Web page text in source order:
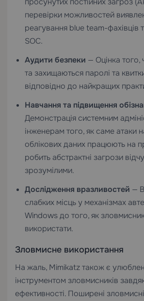
перевірки можливостей
реагування blue team-фахівців
SOC.
Аудити безпеки — Оцінка того,
та захищаються паролі та
відповідно до найкращих
Навчання та підвищення
Демонстрація системним
інженерам того, як саме атаки
облікових даних працюють на
робить абстрактні загрози
зрозумілими.
Дослідження вразливостей —
слабких місць у механізмах
Windows до того, як
використати.
Зловмисне використання
На жаль, Mimikatz також є
інструментом зловмисників
ефективності. Поширені